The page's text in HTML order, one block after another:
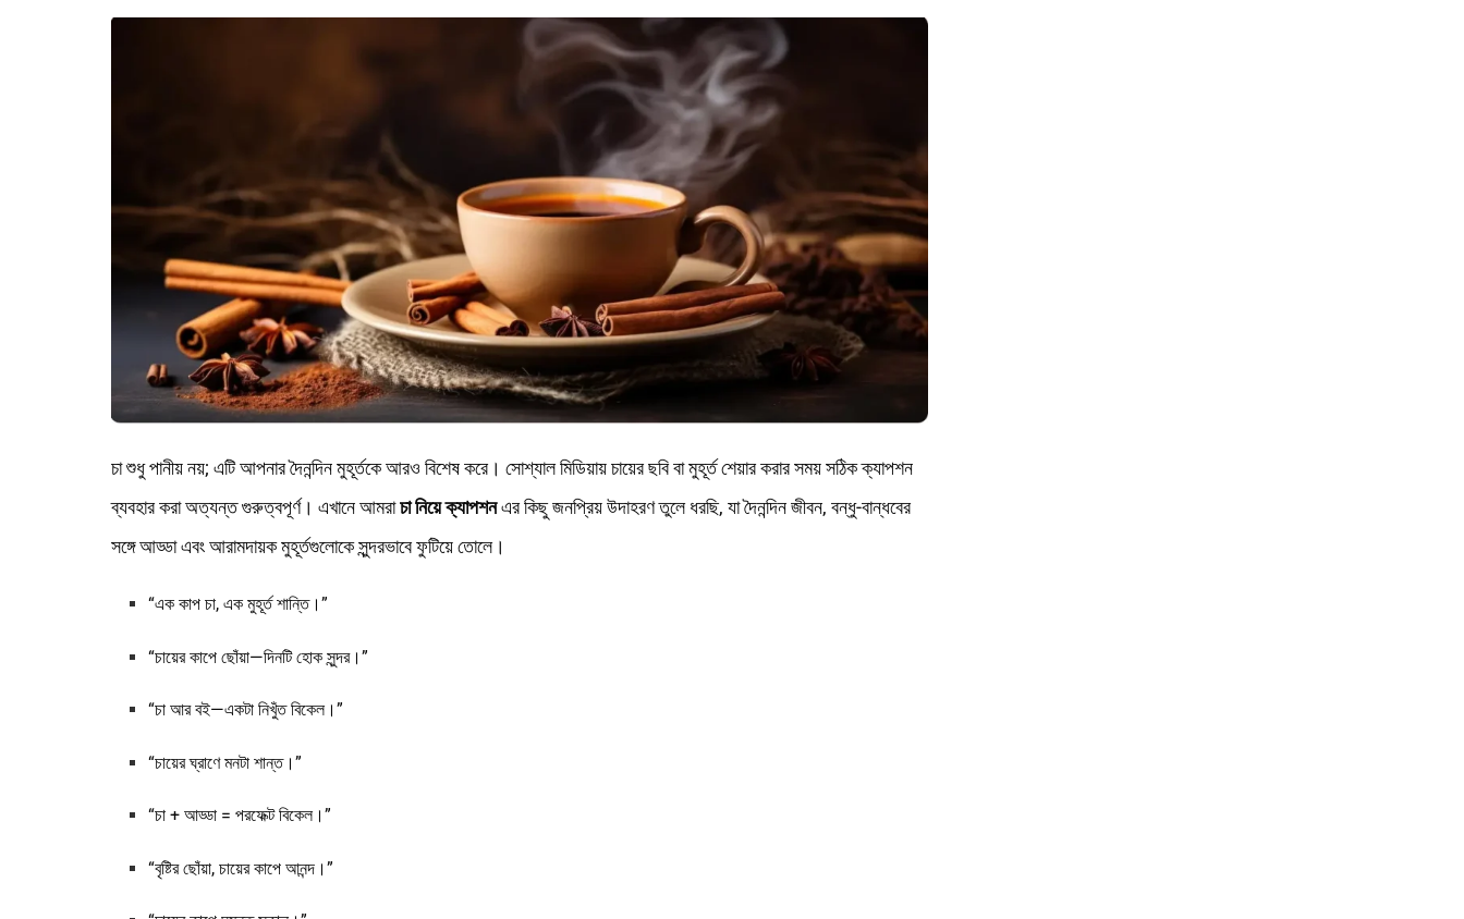
চা শুধু পানীয় নয়; এটি আপনার দৈনন্দিন মুহূর্তকে আরও বিশেষ করে। সোশ্যাল মিডিয়ায় চায়ের ছবি বা মুহূর্ত শেয়ার করার সময় সঠিক ক্যাপশন
ব্যবহার করা অত্যন্ত গুরুত্বপূর্ণ। এখানে আমরাচা নিয়ে ক্যাপশনএর কিছু জনপ্রিয় উদাহরণ তুলে ধরছি, যা দৈনন্দিন জীবন, বন্ধু-বান্ধবের
সঙ্গে আড্ডা এবং আরামদায়ক মুহূর্তগুলোকে সুন্দরভাবে ফুটিয়ে তোলে।
“এক কাপ চা, এক মুহূর্ত শান্তি।”
“চায়ের কাপে ছোঁয়া—দিনটি হোক সুন্দর।”
“চা আর বই—একটা নিখুঁত বিকেল।”
“চায়ের ঘ্রাণে মনটা শান্ত।”
“চা + আড্ডা = পরফেক্ট বিকেল।”
“বৃষ্টির ছোঁয়া, চায়ের কাপে আনন্দ।”